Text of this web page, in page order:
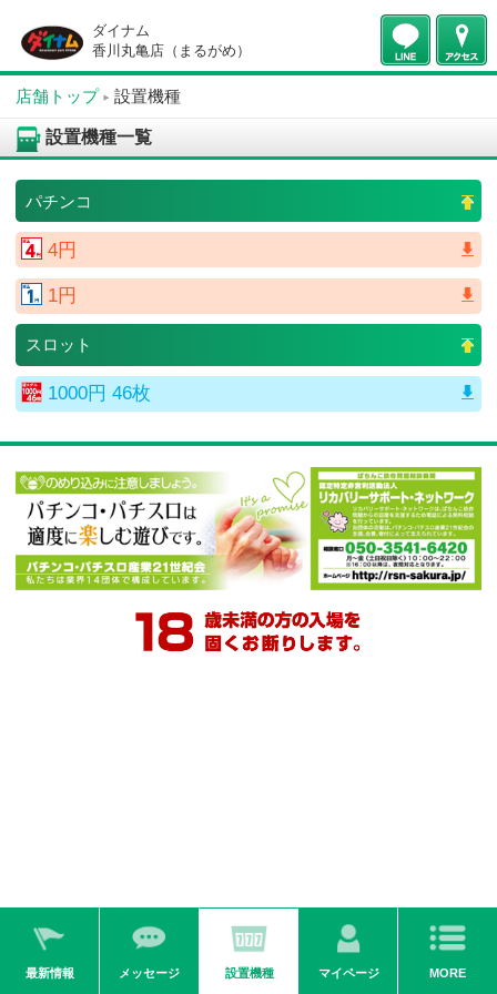
ダイナム
香川丸亀店（まるがめ）
店舗トップ 設置機種
設置機種一覧
パチンコ
4円
1円
スロット